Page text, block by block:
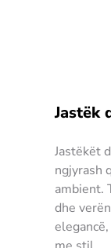
Jastëk
Jastëkët
ngjyrash
ambient.
dhe